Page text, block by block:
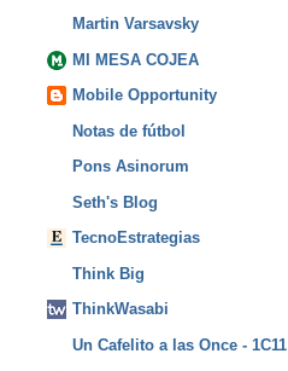
Martin Varsavsky
MI MESA COJEA
Mobile Opportunity
Notas de fútbol
Pons Asinorum
Seth's Blog
TecnoEstrategias
Think Big
ThinkWasabi
Un Cafelito a las Once - 1C11